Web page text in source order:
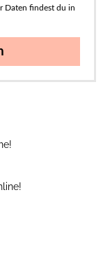
Daten findest du in